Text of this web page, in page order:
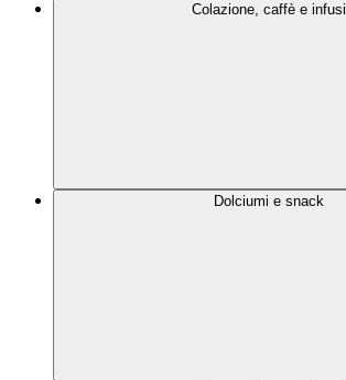
Colazione, caffè e infusi
Dolciumi e snack